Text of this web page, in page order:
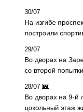
30/07
На изгибе
построили
29/07
Во дворах на
со второй
28/07
Во дворах на 9-й
цокольный этаж